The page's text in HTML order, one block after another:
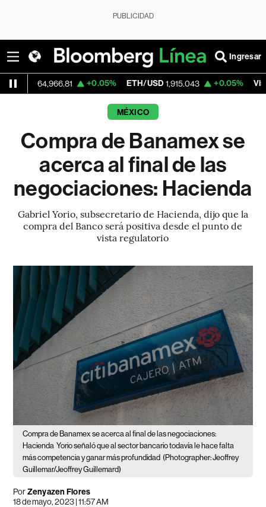
PUBLICIDAD
Ingresar
+0.05% ETH/USD 1,915.043 +0.05% Visa 362.50
MÉXICO
Compra de Banamex se
acerca al final de las
negociaciones: Hacienda
Gabriel Yorio, subsecretario de Hacienda, dijo que la
compra del Banco será positiva desde el punto de
vista regulatorio
Compra de Banamex se acerca al final de las negociaciones:
Hacienda Yorio señaló que al sector bancario todavía le hace falta
más competencia y ganar más profundidad (Photographer: Jeoffrey
Guillemar/Jeoffrey Guillemard)
PorZenyazen Flores
18 de mayo, 2023 | 11:57 AM